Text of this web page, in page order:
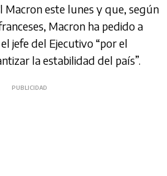
Macron este lunes y que, según
Macron ha pedido a
jefe del Ejecutivo “por el
la estabilidad del país”.